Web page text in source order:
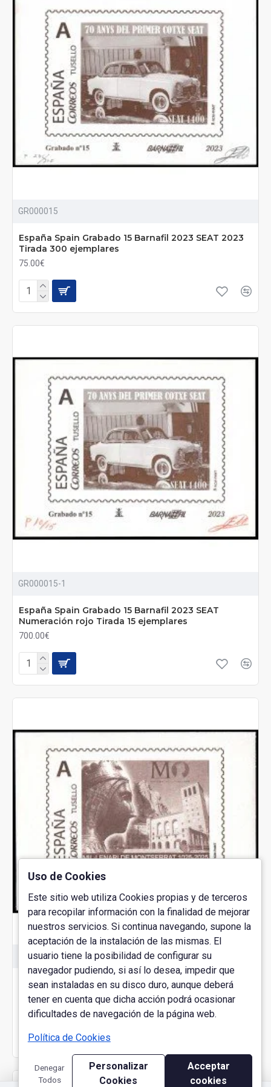
GR000015
España Spain Grabado 15 Barnafil 2023 SEAT 2023
Tirada 300 ejemplares
75.00€
GR000015-1
España Spain Grabado 15 Barnafil 2023 SEAT
Numeración rojo Tirada 15 ejemplares
700.00€
GR000016
España Spain Grabado 16 Barnafil 2024 Montserrat
1025-2025
75.00€
Uso de Cookies
Este sitio web utiliza Cookies propias y de terceros
para recopilar información con la finalidad de mejorar
nuestros servicios. Si continua navegando, supone la
aceptación de la instalación de las mismas. El
usuario tiene la posibilidad de configurar su
navegador pudiendo, si así lo desea, impedir que
sean instaladas en su disco duro, aunque deberá
tener en cuenta que dicha acción podrá ocasionar
dificultades de navegación de la página web.
Política de Cookies
Denegar
Todos
Personalizar
Cookies
Acceptar
cookies
FILTER PRODUCTS